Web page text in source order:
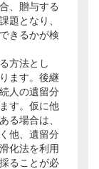
、贈与する
題となり、
きるかが検
方法とし
ます。後継
人の遺留分
す。仮に他
る場合は、
他、遺留分
化法を利用
ることが必